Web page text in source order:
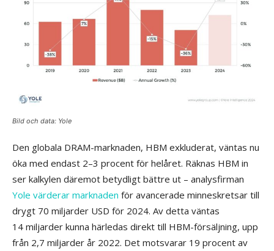
Bild och data: Yole
Den globala DRAM-marknaden, HBM exkluderat, väntas nu
öka med endast 2–3 procent för helåret. Räknas HBM in
ser kalkylen däremot betydligt bättre ut – analysfirman
Yole värderar marknaden för avancerade minneskretsar till
drygt 70 miljarder USD för 2024. Av detta väntas
14 miljarder kunna härledas direkt till HBM-försäljning, upp
från 2,7 miljarder år 2022. Det motsvarar 19 procent av